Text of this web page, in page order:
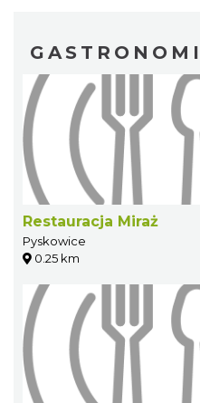
Restauracja Miraż
Pyskowice
0.25 km